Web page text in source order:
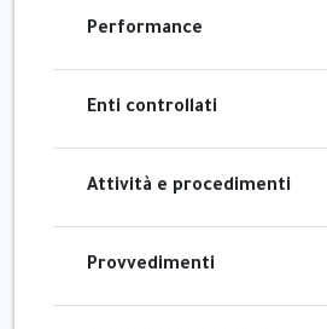
Performance
Enti controllati
Attività e procedimenti
Provvedimenti